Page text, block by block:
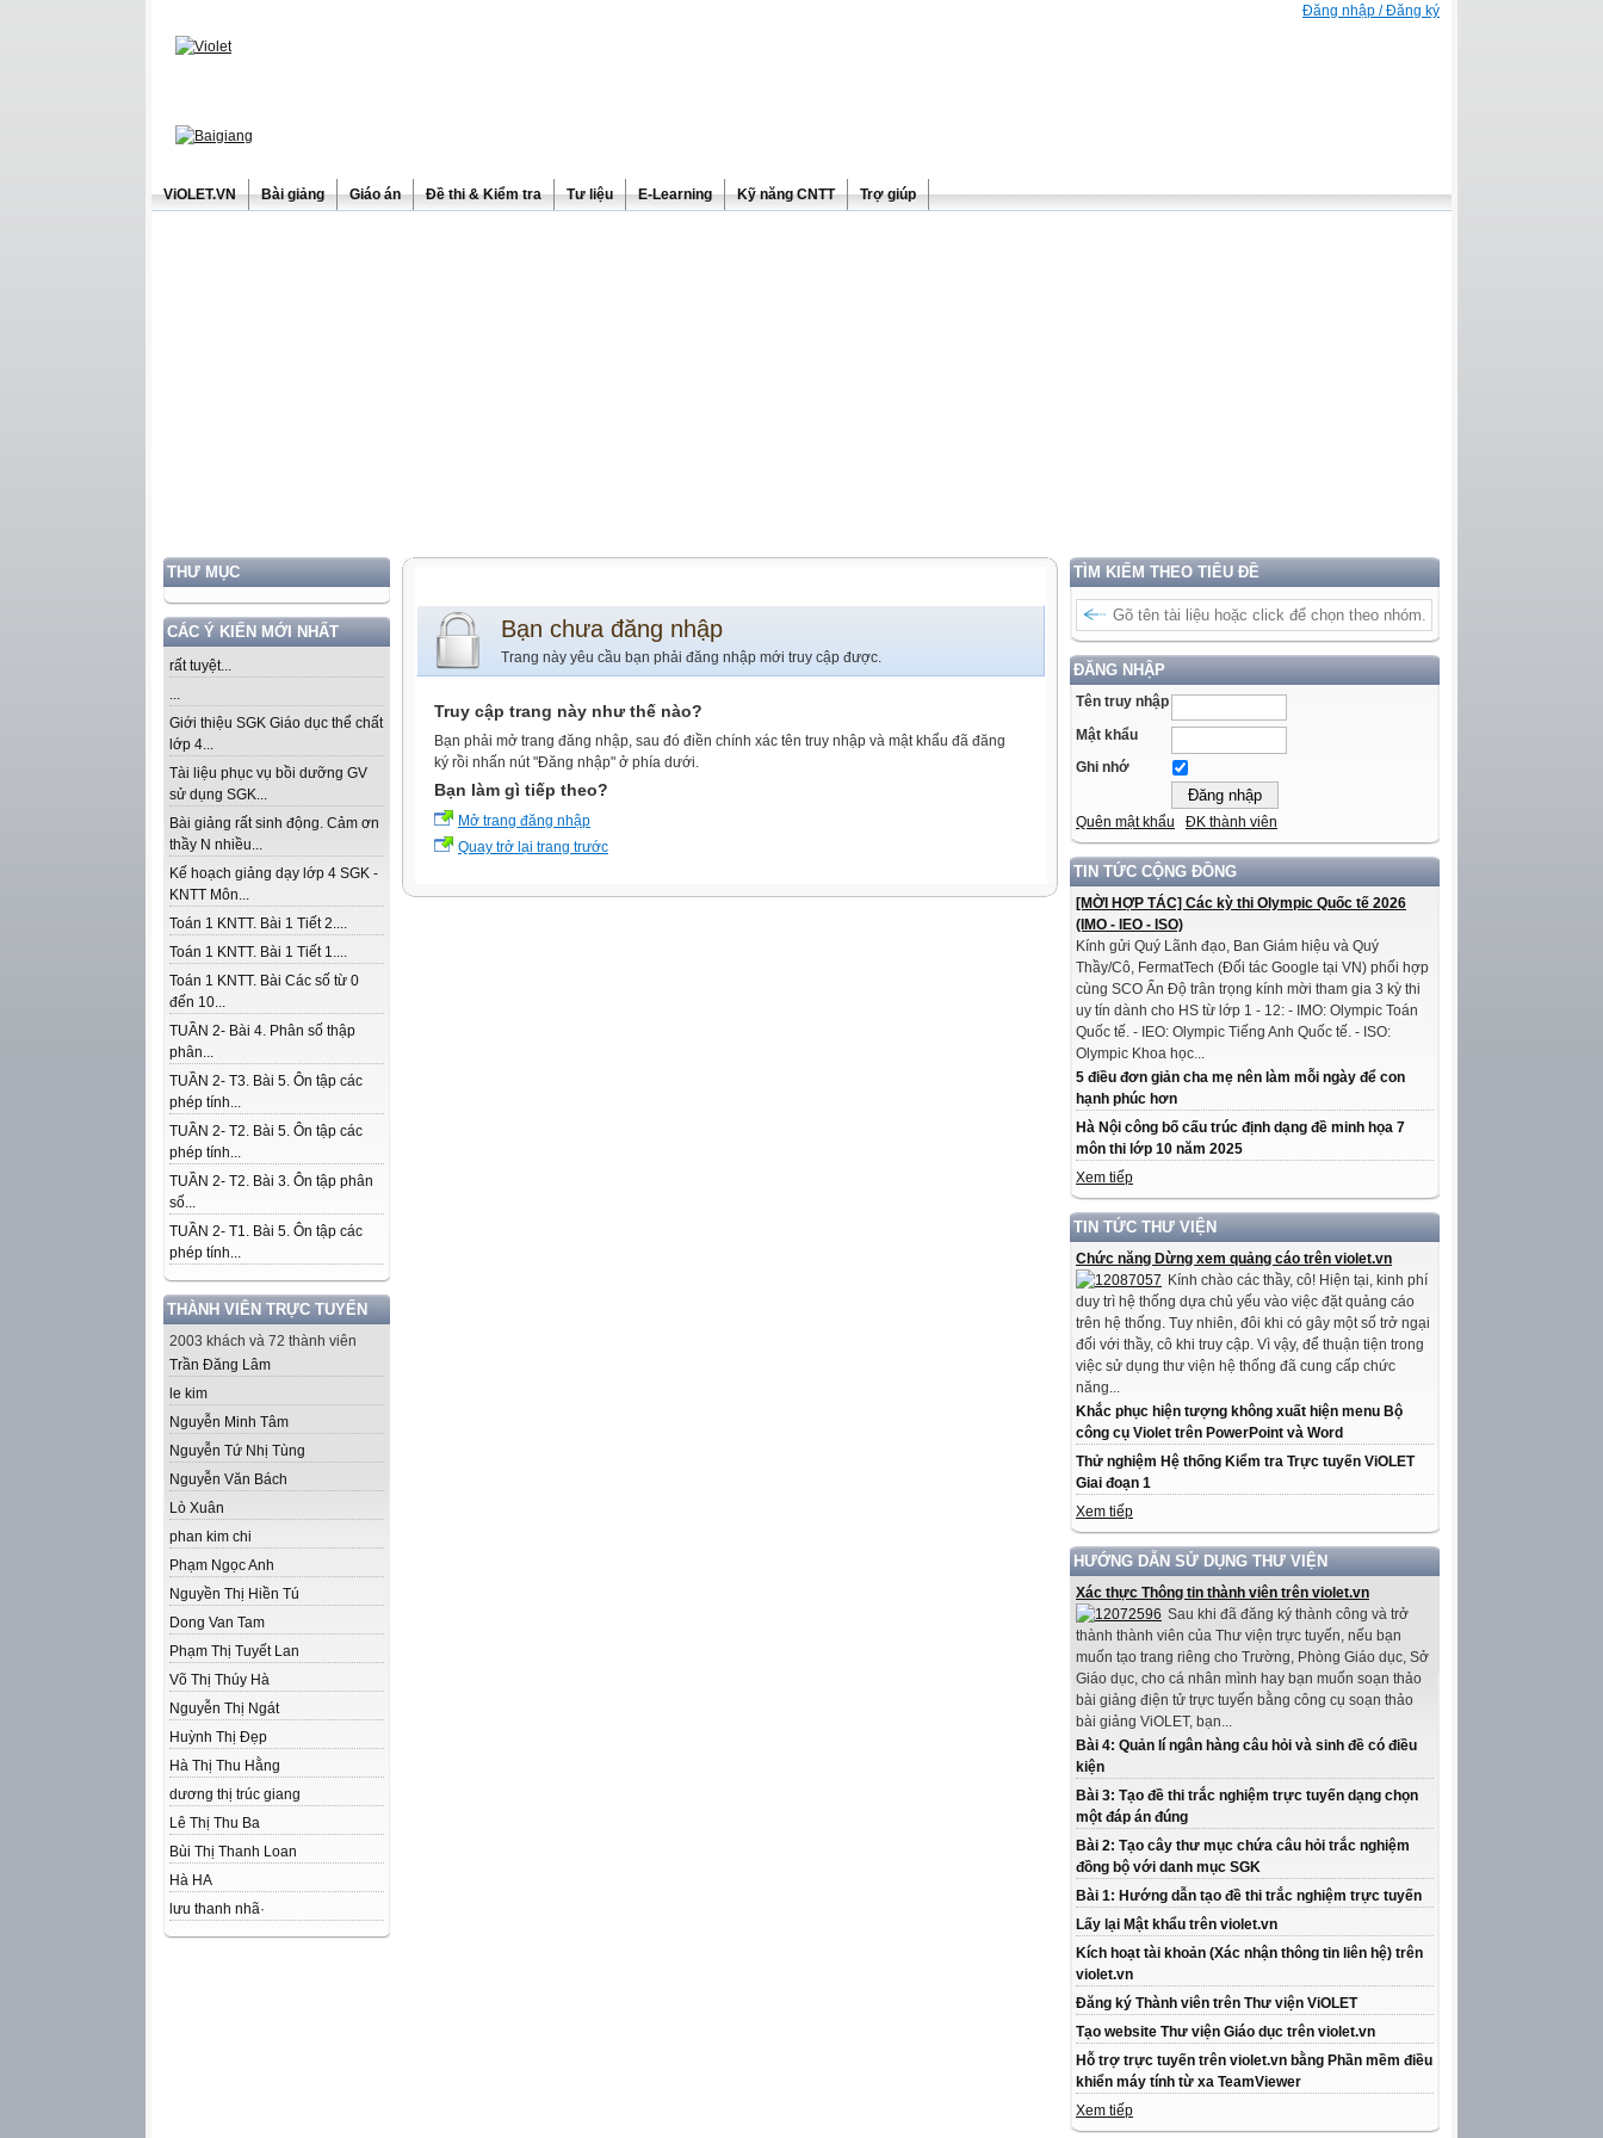
Đăng nhập / Đăng ký
ViOLET.VN Bài giảng Giáo án Đề thi & Kiểm tra Tư liệu E-Learning Kỹ năng CNTT Trợ giúp
THƯ MỤC
CÁC Ý KIẾN MỚI NHẤT
rất tuyệt...
...
Giới thiệu SGK Giáo dục thể chất
lớp 4...
Tài liệu phục vụ bồi dưỡng GV
sử dụng SGK...
Bài giảng rất sinh động. Cảm ơn
thầy N nhiều...
Kế hoạch giảng dạy lớp 4 SGK -
KNTT Môn...
Toán 1 KNTT. Bài 1 Tiết 2....
Toán 1 KNTT. Bài 1 Tiết 1....
Toán 1 KNTT. Bài Các số từ 0
đến 10...
TUẦN 2- Bài 4. Phân số thập
phân...
TUẦN 2- T3. Bài 5. Ôn tập các
phép tính...
TUẦN 2- T2. Bài 5. Ôn tập các
phép tính...
TUẦN 2- T2. Bài 3. Ôn tập phân
số...
TUẦN 2- T1. Bài 5. Ôn tập các
phép tính...
THÀNH VIÊN TRỰC TUYẾN
2003 khách và 72 thành viên
Trần Đăng Lâm
le kim
Nguyễn Minh Tâm
Nguyễn Tứ Nhị Tùng
Nguyễn Văn Bách
Lò Xuân
phan kim chi
Phạm Ngọc Anh
Nguyền Thị Hiền Tú
Dong Van Tam
Phạm Thị Tuyết Lan
Võ Thị Thúy Hà
Nguyễn Thị Ngát
Huỳnh Thị Đẹp
Hà Thị Thu Hằng
dương thị trúc giang
Lê Thị Thu Ba
Bùi Thị Thanh Loan
Hà HA
lưu thanh nhã·
TÌM KIẾM THEO TIÊU ĐỀ
ĐĂNG NHẬP
Tên truy nhập
Mật khẩu
Ghi nhớ
Quên mật khẩu ĐK thành viên
TIN TỨC CỘNG ĐỒNG
[MỜI HỢP TÁC] Các kỳ thi Olympic Quốc tế 2026
(IMO - IEO - ISO)
Kính gửi Quý Lãnh đạo, Ban Giám hiệu và Quý
Thầy/Cô, FermatTech (Đối tác Google tại VN) phối hợp
cùng SCO Ấn Độ trân trọng kính mời tham gia 3 kỳ thi
uy tín dành cho HS từ lớp 1 - 12: - IMO: Olympic Toán
Quốc tế. - IEO: Olympic Tiếng Anh Quốc tế. - ISO:
Olympic Khoa học...
5 điều đơn giản cha mẹ nên làm mỗi ngày để con
hạnh phúc hơn
Hà Nội công bố cấu trúc định dạng đề minh họa 7
môn thi lớp 10 năm 2025
Xem tiếp
TIN TỨC THƯ VIỆN
Chức năng Dừng xem quảng cáo trên violet.vn
Kính chào các thầy, cô! Hiện tại, kinh phí
duy trì hệ thống dựa chủ yếu vào việc đặt quảng cáo
trên hệ thống. Tuy nhiên, đôi khi có gây một số trở ngại
đối với thầy, cô khi truy cập. Vì vậy, để thuận tiện trong
việc sử dụng thư viện hệ thống đã cung cấp chức
năng...
Khắc phục hiện tượng không xuất hiện menu Bộ
công cụ Violet trên PowerPoint và Word
Thử nghiệm Hệ thống Kiểm tra Trực tuyến ViOLET
Giai đoạn 1
Xem tiếp
HƯỚNG DẪN SỬ DỤNG THƯ VIỆN
Xác thực Thông tin thành viên trên violet.vn
Sau khi đã đăng ký thành công và trở
thành thành viên của Thư viện trực tuyến, nếu bạn
muốn tạo trang riêng cho Trường, Phòng Giáo dục, Sở
Giáo dục, cho cá nhân mình hay bạn muốn soạn thảo
bài giảng điện tử trực tuyến bằng công cụ soạn thảo
bài giảng ViOLET, bạn...
Bài 4: Quản lí ngân hàng câu hỏi và sinh đề có điều
kiện
Bài 3: Tạo đề thi trắc nghiệm trực tuyến dạng chọn
một đáp án đúng
Bài 2: Tạo cây thư mục chứa câu hỏi trắc nghiệm
đồng bộ với danh mục SGK
Bài 1: Hướng dẫn tạo đề thi trắc nghiệm trực tuyến
Lấy lại Mật khẩu trên violet.vn
Kích hoạt tài khoản (Xác nhận thông tin liên hệ) trên
violet.vn
Đăng ký Thành viên trên Thư viện ViOLET
Tạo website Thư viện Giáo dục trên violet.vn
Hỗ trợ trực tuyến trên violet.vn bằng Phần mềm điều
khiển máy tính từ xa TeamViewer
Xem tiếp
Bạn chưa đăng nhập
Trang này yêu cầu bạn phải đăng nhập mới truy cập được.
Truy cập trang này như thế nào?
Bạn phải mở trang đăng nhập, sau đó điền chính xác tên truy nhập và mật khẩu đã đăng
ký rồi nhấn nút "Đăng nhập" ở phía dưới.
Bạn làm gì tiếp theo?
Mở trang đăng nhập
Quay trở lại trang trước